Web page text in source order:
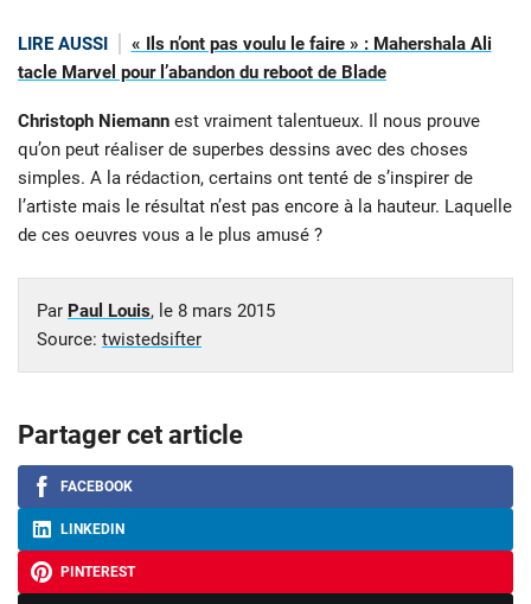
LIRE AUSSI
« Ils n’ont pas voulu le faire » : Mahershala Ali
tacle Marvel pour l’abandon du reboot de Blade
Christoph Niemann est vraiment talentueux. Il nous prouve
qu’on peut réaliser de superbes dessins avec des choses
simples. A la rédaction, certains ont tenté de s’inspirer de
l’artiste mais le résultat n’est pas encore à la hauteur. Laquelle
de ces oeuvres vous a le plus amusé ?
Par Paul Louis, le 8 mars 2015
Source: twistedsifter
Partager cet article
FACEBOOK
LINKEDIN
PINTEREST